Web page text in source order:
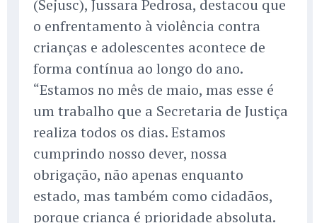
(Sejusc), Jussara Pedrosa, destacou que
o enfrentamento à violência contra
crianças e adolescentes acontece de
forma contínua ao longo do ano.
“Estamos no mês de maio, mas esse é
um trabalho que a Secretaria de Justiça
realiza todos os dias. Estamos
cumprindo nosso dever, nossa
obrigação, não apenas enquanto
estado, mas também como cidadãos,
porque criança é prioridade absoluta.